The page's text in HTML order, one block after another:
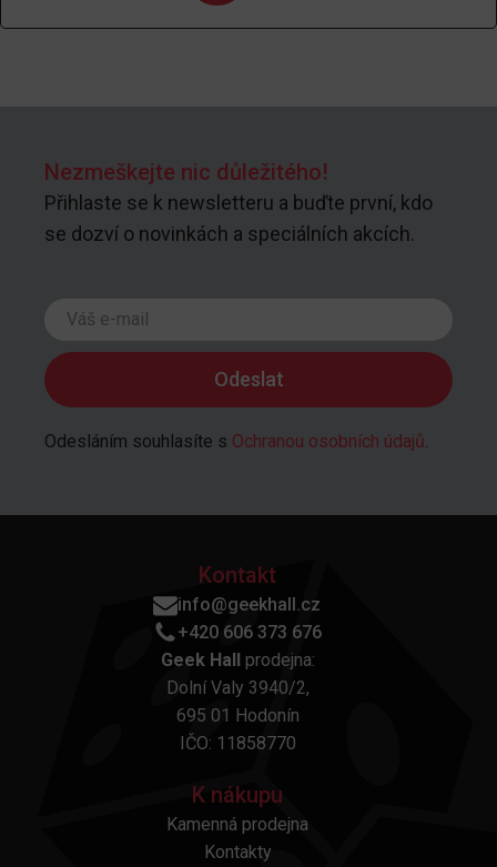
Nezmeškejte nic důležitého!
Přihlaste se k newsletteru a buďte první, kdo
se dozví o novinkách a speciálních akcích.
Odesláním souhlasíte s Ochranou osobních údajů.
Kontakt
info@geekhall.cz
+420 606 373 676
Geek Hall
prodejna:
Dolní Valy 3940/2,
695 01 Hodonín
IČO: 11858770
K nákupu
Kamenná prodejna
Kontakty